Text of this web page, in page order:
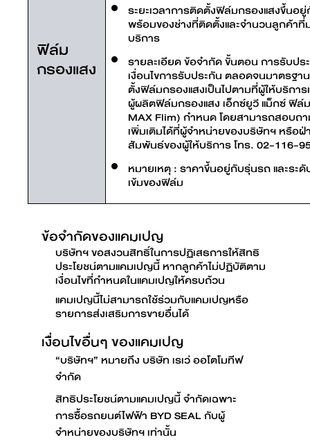
ฟิล์ม
กรองแสง
ระยะเวลาการติดตั้งฟิล์มกรองแสงขึ้นอ
พร้อมของช่างที่ติดตั้งและจำนวนลูกค้าที่
บริการ
รายละเอียด ข้อจำกัด ขั้นตอน การรับปร
เงื่อนไขการรับประกัน ตลอดจนมาตรฐา
ตั้งฟิล์มกรองแสงเป็นไปตามที่ผู้ให้บริกา
ผู้ผลิตฟิล์มกรองแสง เอ็กซ์ยูวี แม็กซ์ ฟิล์
MAX Flim) กำหนด โดยสามารถสอบถ
เพิ่มเติมได้ที่ผู้จำหน่ายของบริษัทฯ หรือ
สัมพันธ์ของผู้ให้บริการ โทร. 02-116-
หมายเหตุ : ราคาขึ้นอยู่กับรุ่นรถ และระ
เข้มของฟิล์ม
ข้อจำกัดของแคมเปญ
บริษัทฯ ขอสงวนสิทธิ์ในการปฏิเสธการให้สิทธิ
ประโยชน์ตามแคมเปญนี้ หากลูกค้าไม่ปฏิบัติตาม
เงื่อนไขที่กำหนดในแคมเปญให้ครบถ้วน
แคมเปญนี้ไม่สามารถใช้ร่วมกับแคมเปญหรือ
รายการส่งเสริมการขายอื่นได้
เงื่อนไขอื่นๆ ของแคมเปญ
“บริษัทฯ” หมายถึง บริษัท เรเว่ ออโตโมทีฟ
จำกัด
สิทธิประโยชน์ตามแคมเปญนี้ จำกัดเฉพาะ
การซื้อรถยนต์ไฟฟ้า BYD SEAL กับผู้
จำหน่ายของบริษัทฯ เท่านั้น